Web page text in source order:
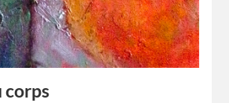
corps